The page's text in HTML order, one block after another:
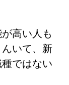
高い人も
いて、新
ではない